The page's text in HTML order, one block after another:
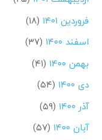
فروردین ۱۴۰۱
(۱۸)
اسفند ۱۴۰۰
(۳۷)
بهمن ۱۴۰۰
(۴۱)
دی ۱۴۰۰
(۵۴)
آذر ۱۴۰۰
(۵۹)
آبان ۱۴۰۰
(۵۷)